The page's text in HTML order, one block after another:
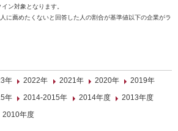
ン対象となります。
に薦めたくないと回答した人の割合が基準値以下の企業がラ
年 2022年 2021年 2020年
2019年
年 2014-2015年 2014年度
2013年度
2010年度